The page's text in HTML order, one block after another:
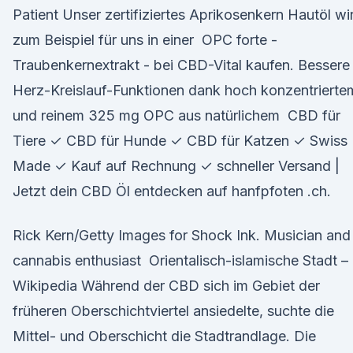
Patient Unser zertifiziertes Aprikosenkern Hautöl
zum Beispiel für uns in einer OPC forte -
Traubenkernextrakt - bei CBD-Vital kaufen. Bessere
Herz-Kreislauf-Funktionen dank hoch
und reinem 325 mg OPC aus natürlichem CBD für
Tiere ✓ CBD für Hunde ✓ CBD für Katzen ✓ Swiss
Made ✓ Kauf auf Rechnung ✓ schneller Versand |
Jetzt dein CBD Öl entdecken auf hanfpfoten .ch.
Rick Kern/Getty Images for Shock Ink. Musician and
cannabis enthusiast Orientalisch-islamische Stadt –
Wikipedia Während der CBD sich im Gebiet der
früheren Oberschichtviertel ansiedelte, suchte die
Mittel- und Oberschicht die Stadtrandlage. Die